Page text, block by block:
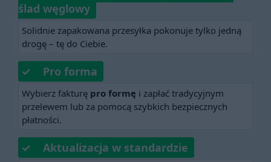
ślad węglowy
Solidnie zapakowana przesyłka pokonuje tylko jedną
drogę – tę do Ciebie.
✓ Pro forma
Wybierz fakturę pro formę i zapłać tradycyjnym
przelewem lub za pomocą szybkich bezpiecznych
płatności.
✓ Aktualizacja w standardzie